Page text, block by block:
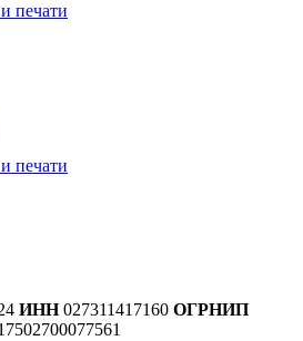
печати
печати
ИНН027311417160 ОГРНИП